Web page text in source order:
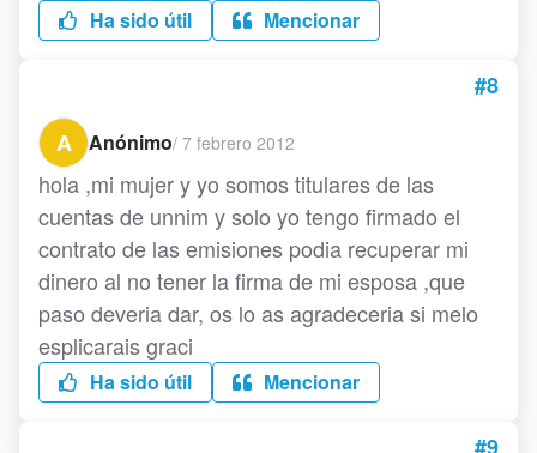
Ha sido útil Mencionar
#8
A
Anónimo/ 7 febrero 2012
hola ,mi mujer y yo somos titulares de las
cuentas de unnim y solo yo tengo firmado el
contrato de las emisiones podia recuperar mi
dinero al no tener la firma de mi esposa ,que
paso deveria dar, os lo as agradeceria si melo
esplicarais graci
Ha sido útil Mencionar